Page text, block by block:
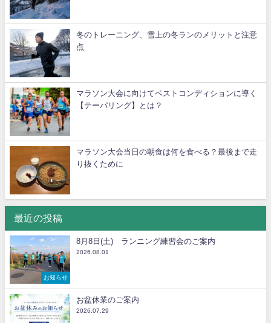
冬のトレーニング、雪上の冬ランのメリットと注意
点
マラソン大会に向けてベストコンディションに導く
【テーパリング】とは？
マラソン大会当日の朝食は何を食べる？最後まで走
り抜くために
最近の投稿
お知らせ
8月8日(土) ランニング練習会のご案内
2026.08.01
お盆休業のご案内
2026.07.29